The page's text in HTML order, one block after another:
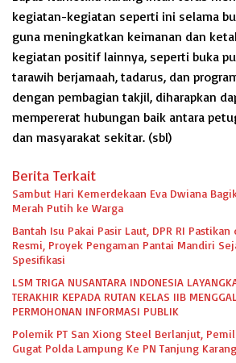
kegiatan-kegiatan seperti ini selama
guna meningkatkan keimanan dan
kegiatan positif lainnya, seperti buka
tarawih berjamaah, tadarus, dan
dengan pembagian takjil, diharapkan
mempererat hubungan baik antara
dan masyarakat sekitar. (sbl)
Berita Terkait
Sambut Hari Kemerdekaan Eva Dwiana
Merah Putih ke Warga
Bantah Isu Pakai Pasir Laut, DPR RI
Resmi, Proyek Pengaman Pantai Mandiri
Spesifikasi
LSM TRIGA NUSANTARA INDONESIA
TERAKHIR KEPADA RUTAN KELAS IIB
PERMOHONAN INFORMASI PUBLIK
Polemik PT San Xiong Steel Berlanjut,
Gugat Polda Lampung Ke PN Tanjung Karang